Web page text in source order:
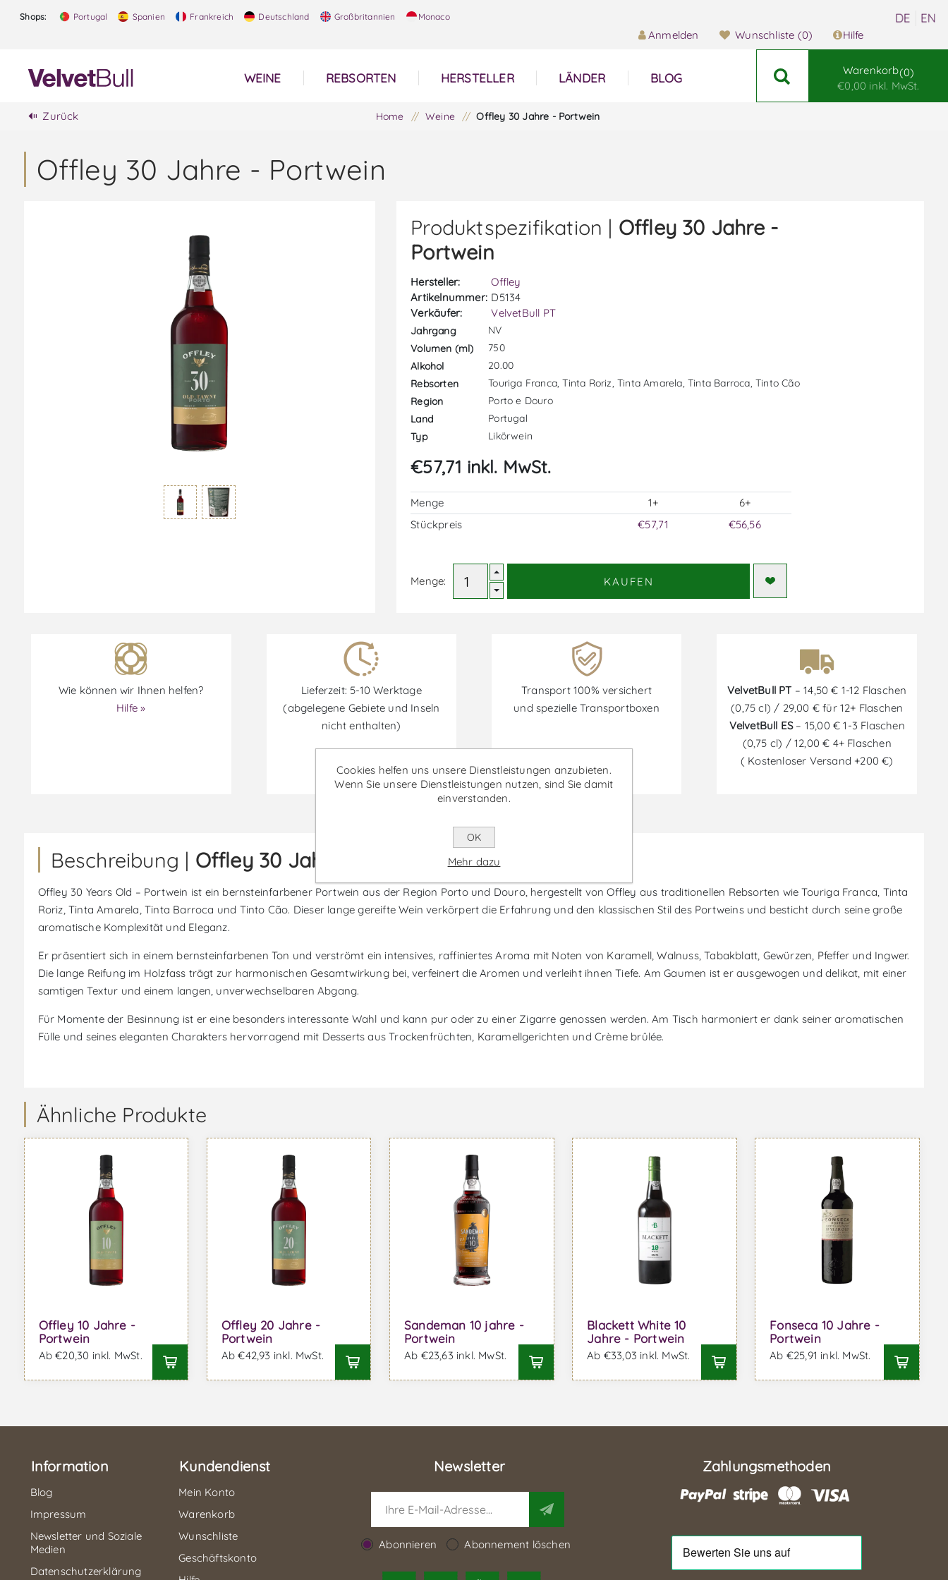
Shops: Portugal Spanien Frankreich Deutschland Großbritannien Monaco
Anmelden Wunschliste (0) Hilfe
WEINE REBSORTEN HERSTELLER LÄNDER BLOG
Warenkorb 0
€0,00 inkl. MwSt.
Zurück Home / Weine / Offley 30 Jahre - Portwein
Offley 30 Jahre - Portwein
Produktspezifikation | Offley 30 Jahre -
Portwein
Hersteller:
Offley
Artikelnummer: D5134
Verkäufer:
VelvetBull PT
Jahrgang
NV
Volumen (ml)
750
Alkohol
20.00
Rebsorten
Touriga Franca, Tinta Roriz, Tinta Amarela, Tinta Barroca, Tinto Cão
Region
Porto e Douro
Land
Portugal
Typ
Likörwein
€57,71 inkl. MwSt.
Menge 1+
6+
Stückpreis
€57,71 €56,56
Menge: KAUFEN
Wie können wir Ihnen helfen?
Hilfe »
Lieferzeit: 5-10 Werktage
(abgelegene Gebiete und Inseln
nicht enthalten)
Transport 100% versichert
und spezielle Transportboxen
VelvetBull PT – 14,50 € 1-12 Flaschen
(0,75 cl) / 29,00 € für 12+ Flaschen
VelvetBull ES– 15,00 € 1-3 Flaschen
(0,75 cl) / 12,00 € 4+ Flaschen
( Kostenloser Versand +200 €)
Rabatte sind vom 30/06/2026 bis zum 30/09/2026 verfügbar.
Beschreibung | Offley 30 Jahre - Portwein
Offley 30 Years Old – Portwein ist ein bernsteinfarbener Portwein aus der Region Porto und Douro, hergestellt von Offley aus traditionellen Rebsorten wie Touriga Franca, Tinta
Roriz, Tinta Amarela, Tinta Barroca und Tinto Cão. Dieser lange gereifte Wein verkörpert die Erfahrung und den klassischen Stil des Portweins und besticht durch seine große
aromatische Komplexität und Eleganz.
Er präsentiert sich in einem bernsteinfarbenen Ton und verströmt ein intensives, raffiniertes Aroma mit Noten von Karamell, Walnuss, Tabakblatt, Gewürzen, Pfeffer und Ingwer.
Die lange Reifung im Holzfass trägt zur harmonischen Gesamtwirkung bei, verfeinert die Aromen und verleiht ihnen Tiefe. Am Gaumen ist er ausgewogen und delikat, mit einer
samtigen Textur und einem langen, unverwechselbaren Abgang.
Für Momente der Besinnung ist er eine besonders interessante Wahl und kann pur oder zu einer Zigarre genossen werden. Am Tisch harmoniert er dank seiner aromatischen
Fülle und seines eleganten Charakters hervorragend mit Desserts aus Trockenfrüchten, Karamellgerichten und Crème brûlée.
Ähnliche Produkte
Offley 10 Jahre -
Portwein
Ab €20,30 inkl. MwSt.
Offley 20 Jahre -
Portwein
Ab €42,93 inkl. MwSt.
Sandeman 10 jahre -
Portwein
Ab €23,63 inkl. MwSt.
Blackett White 10
Jahre - Portwein
Ab €33,03 inkl. MwSt.
Fonseca 10 Jahre -
Portwein
Ab €25,91 inkl. MwSt.
Information
Blog
Impressum
Newsletter und Soziale
Medien
Datenschutzerklärung
Kundendienst
Mein Konto
Warenkorb
Wunschliste
Geschäftskonto
Newsletter
Abonnieren Abonnement löschen
Zahlungsmethoden
Cookies helfen uns unsere Dienstleistungen anzubieten.
Wenn Sie unsere Dienstleistungen nutzen, sind Sie damit
einverstanden.
OK
Mehr dazu